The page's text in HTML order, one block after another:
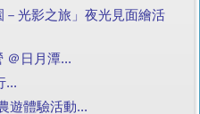
光影之旅」夜光見面繪活
＠日月潭...
...
遊體驗活動...